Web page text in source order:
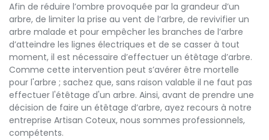
Afin de réduire l’ombre provoquée par la grandeur d’un
arbre, de limiter la prise au vent de l’arbre, de revivifier un
arbre malade et pour empêcher les branches de l’arbre
d’atteindre les lignes électriques et de se casser à tout
moment, il est nécessaire d’effectuer un étêtage d’arbre.
Comme cette intervention peut s’avérer être mortelle
pour l'arbre ; sachez que, sans raison valable il ne faut pas
effectuer l'étêtage d'un arbre. Ainsi, avant de prendre une
décision de faire un étêtage d’arbre, ayez recours à notre
entreprise Artisan Coteux, nous sommes professionnels,
compétents.